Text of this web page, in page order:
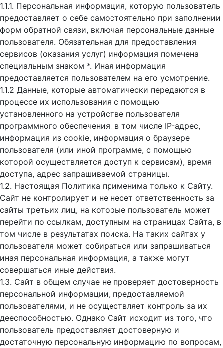
1.1.1. Персональная информация, которую пользователь
предоставляет о себе самостоятельно при заполнении
форм обратной связи, включая персональные данные
пользователя. Обязательная для предоставления
сервисов (оказания услуг) информация помечена
специальным знаком *. Иная информация
предоставляется пользователем на его усмотрение.
1.1.2 Данные, которые автоматически передаются в
процессе их использования с помощью
установленного на устройстве пользователя
программного обеспечения, в том числе IP-адрес,
информация из cookie, информация о браузере
пользователя (или иной программе, с помощью
которой осуществляется доступ к cервисам), время
доступа, адрес запрашиваемой страницы.
1.2. Настоящая Политика применима только к Сайту.
Сайт не контролирует и не несет ответственность за
сайты третьих лиц, на которые пользователь может
перейти по ссылкам, доступным на страницах Сайта, в
том числе в результатах поиска. На таких сайтах у
пользователя может собираться или запрашиваться
иная персональная информация, а также могут
совершаться иные действия.
1.3. Сайт в общем случае не проверяет достоверность
персональной информации, предоставляемой
пользователями, и не осуществляет контроль за их
дееспособностью. Однако Сайт исходит из того, что
пользователь предоставляет достоверную и
достаточную персональную информацию по вопросам,